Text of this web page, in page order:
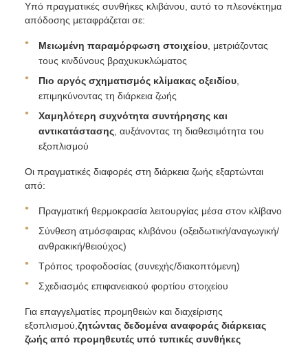
Υπό πραγματικές συνθήκες κλιβάνου, αυτό το πλεονέκτημα
απόδοσης μεταφράζεται σε:
Μειωμένη παραμόρφωση στοιχείου , μετριάζοντας
τους κινδύνους βραχυκυκλώματος
Πιο αργός σχηματισμός κλίμακας οξειδίου
επιμηκύνοντας τη διάρκεια ζωής
Χαμηλότερη συχνότητα συντήρησης και
αντικατάστασης , αυξάνοντας τη διαθεσιμότητα του
εξοπλισμού
Οι πραγματικές διαφορές στη διάρκεια ζωής εξαρτώνται
από:
Πραγματική θερμοκρασία λειτουργίας μέσα στον κλίβανο
Σύνθεση ατμόσφαιρας κλιβάνου (οξειδωτική/αναγωγική/
ανθρακική/θειούχος)
Τρόπος τροφοδοσίας (συνεχής/διακοπτόμενη)
Σχεδιασμός επιφανειακού φορτίου στοιχείου
Για επαγγελματίες προμηθειών και διαχείρισης
εξοπλισμού, ζητώντας δεδομένα αναφοράς διάρκειας
ζωής από προμηθευτές υπό τυπικές συνθήκες